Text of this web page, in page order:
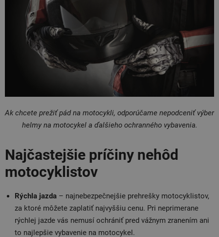
Ak chcete prežiť pád na motocykli, odporúčame nepodceniť výber
helmy na motocykel a ďalšieho ochranného vybavenia.
Najčastejšie príčiny nehôd
motocyklistov
Rýchla jazda – najnebezpečnejšie prehrešky motocyklistov,
za ktoré môžete zaplatiť najvyššiu cenu. Pri neprimerane
rýchlej jazde vás nemusí ochrániť pred vážnym zranením ani
to najlepšie vybavenie na motocykel.